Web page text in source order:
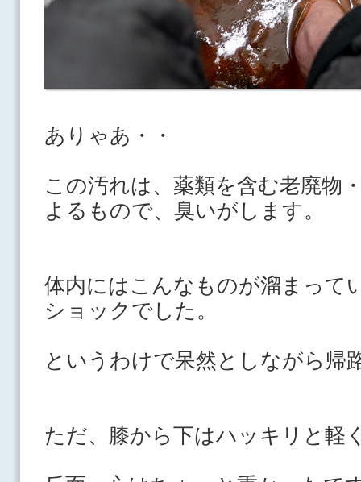
ありゃあ・・
この汚れは、薬類を含む老廃物
よるもので、臭いがします
体内にはこんなものが溜まって
ショックでした。
というわけで呆然としながら帰
ただ、膝から下はハッキリと軽